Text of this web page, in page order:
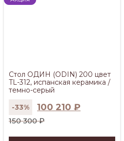
Стол ОДИН (ODIN) 200 цвет
TL-312, испанская керамика /
темно-серый
150 300₽
Первоначальная
100 210 ₽
Текущая
-33%